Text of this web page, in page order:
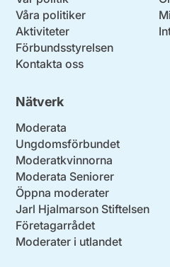
Våra politiker
Aktiviteter
Förbundsstyrelsen
Kontakta oss
Nätverk
Moderata
Ungdomsförbundet
Moderatkvinnorna
Moderata Seniorer
Öppna moderater
Jarl Hjalmarson Stiftelsen
Företagarrådet
Moderater i utlandet